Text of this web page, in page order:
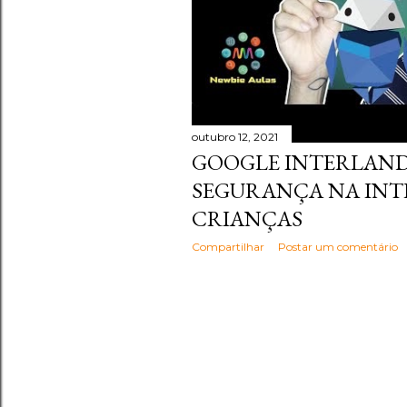
outubro 12, 2021
GOOGLE
SEGURANÇA NA
CRIANÇAS
Compartilhar Postar um comentário